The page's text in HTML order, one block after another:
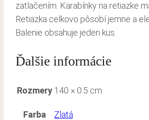
zatlačením. Karabínky na retiazke
Retiazka celkovo pôsobí jemne a
Balenie obsahuje jeden kus.
Ďalšie informácie
Rozmery 140 × 0.5 cm
Farba Zlatá